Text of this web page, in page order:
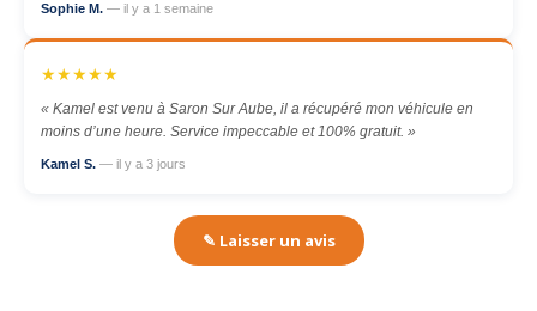
Sophie M. — il y a 1 semaine
★★★★★
« Kamel est venu à Saron Sur Aube, il a récupéré mon véhicule en
moins d’une heure. Service impeccable et 100% gratuit. »
Kamel S. — il y a 3 jours
✎ Laisser un avis